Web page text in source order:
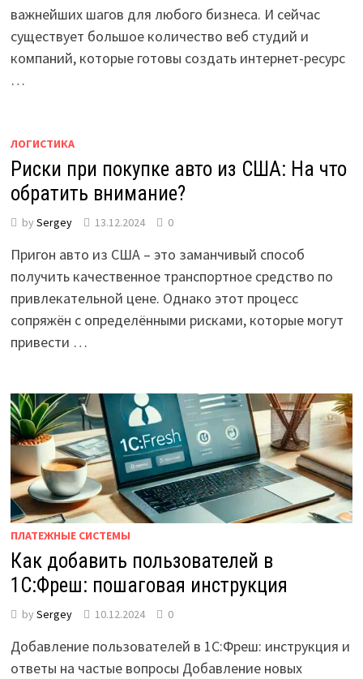
важнейших шагов для любого бизнеса. И сейчас
существует большое количество веб студий и
компаний, которые готовы создать интернет-ресурс
…
ЛОГИСТИКА
Риски при покупке авто из США: На что
обратить внимание?
by Sergey 13.12.2024 0
Пригон авто из США – это заманчивый способ
получить качественное транспортное средство по
привлекательной цене. Однако этот процесс
сопряжён с определёнными рисками, которые могут
привести …
ПЛАТЕЖНЫЕ СИСТЕМЫ
Как добавить пользователей в
1С:Фреш: пошаговая инструкция
by Sergey 10.12.2024 0
Добавление пользователей в 1С:Фреш: инструкция и
ответы на частые вопросы Добавление новых